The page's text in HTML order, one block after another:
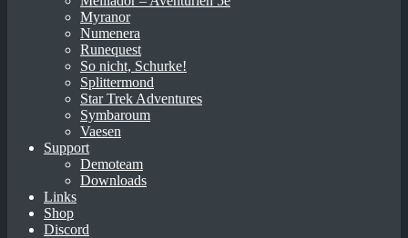
Myranor
Numenera
Runequest
So nicht, Schurke!
Splittermond
Star Trek Adventures
Symbaroum
Vaesen
Support
Demoteam
Downloads
Links
Shop
Discord